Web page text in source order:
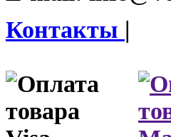
Контакты |